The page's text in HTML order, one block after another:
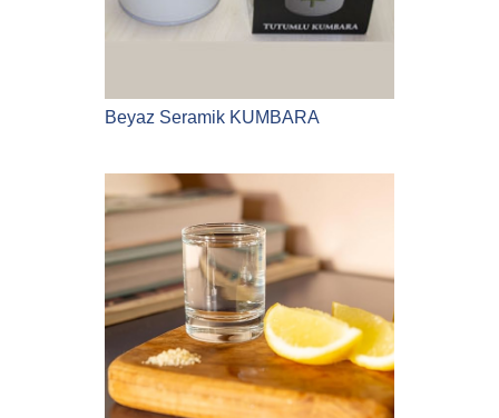
Beyaz Seramik KUMBARA